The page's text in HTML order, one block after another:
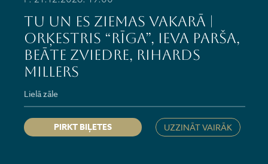
TU UN ES ZIEMAS VAKARĀ |
Orķestris “Rīga”, Ieva Parša,
Beāte Zviedre, Rihards
Millers
Lielā zāle
PIRKT BIĻETES UZZINĀT VAIRĀK